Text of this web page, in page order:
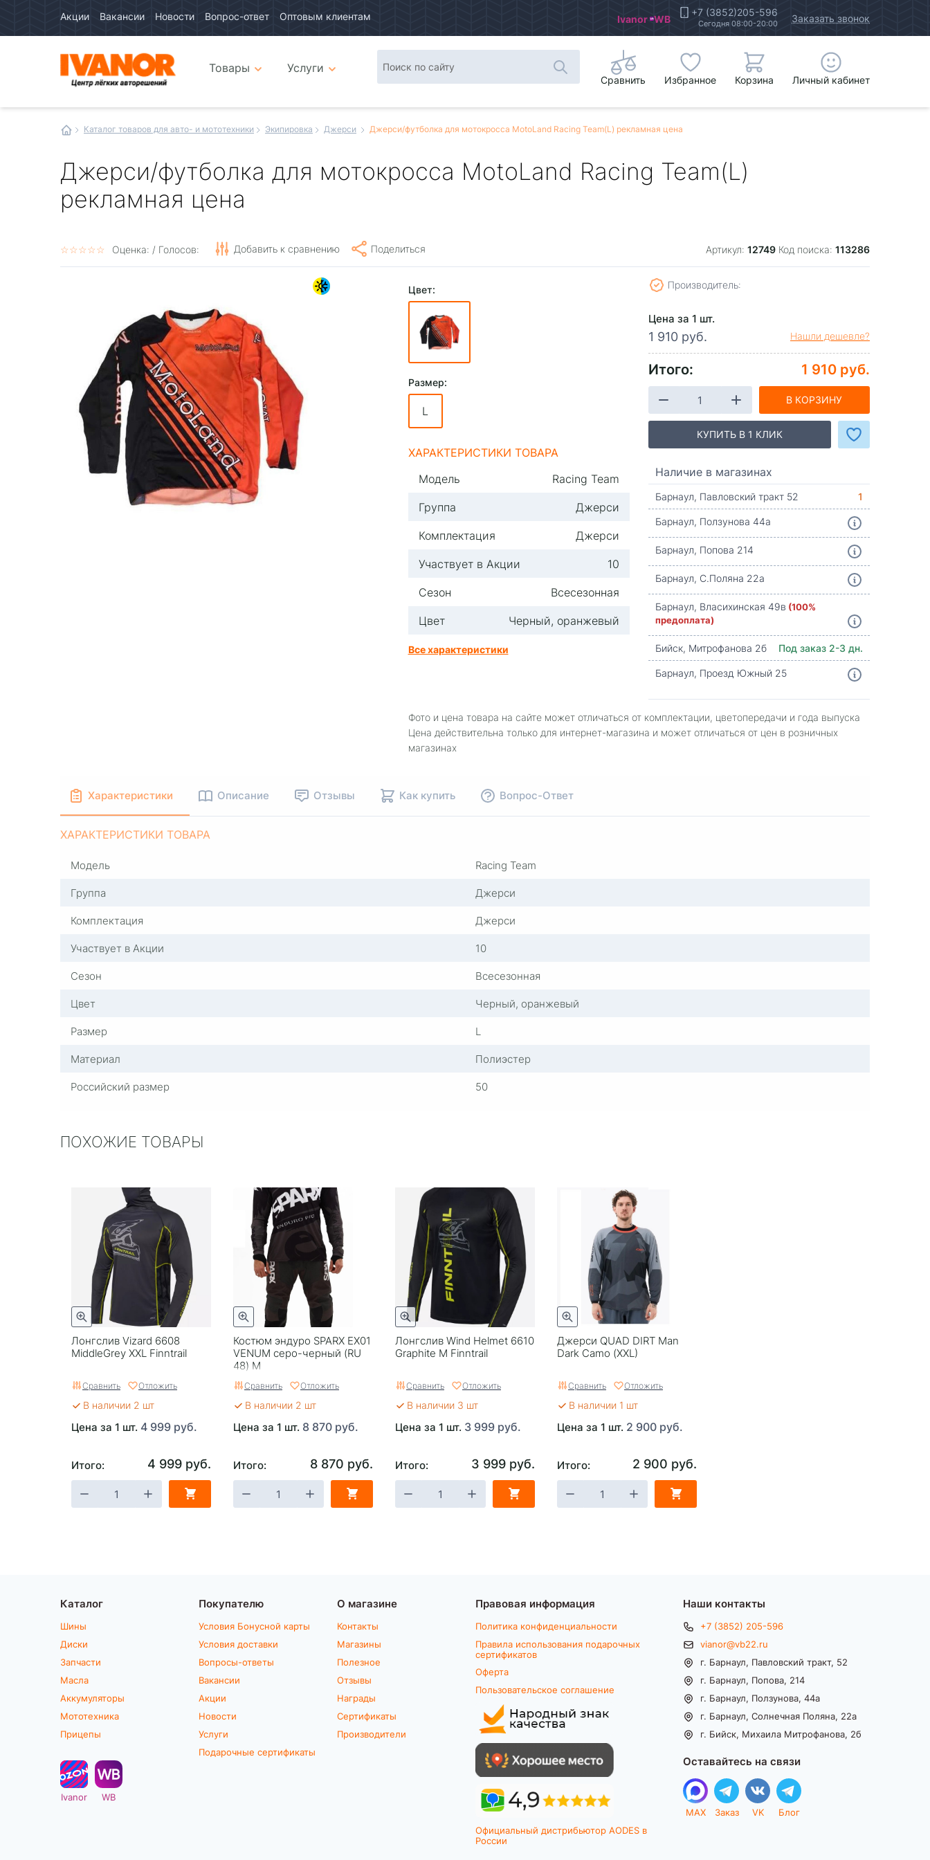
Акции Вакансии Новости Вопрос-ответ Оптовым клиентам Ivanor WB +7 (3852)205-596
Сегодня 08:00-20:00 Заказать звонок
интернетТовары
Услуги
Сравнить Избранное Корзина Личный кабинет
Каталог товаров для авто- и мототехники Экипировка Джерси Джерси/футболка для мотокросса MotoLand Racing Team(L) рекламная цена
Джерси/футболка для мотокросса MotoLand Racing Team(L)
рекламная цена
☆☆☆☆☆
★★★★★ Оценка: / Голосов: Добавить к сравнению Поделиться Артикул: 12749 Код поиска: 113286
Цвет:
Размер:
L
ХАРАКТЕРИСТИКИ ТОВАРА
Модель
Racing Team
Группа
Джерси
Комплектация
Джерси
Участвует в Акции
10
Сезон
Всесезонная
Цвет
Черный, оранжевый
Все характеристики
Производитель:
Цена за 1 шт.
1 910 руб. Нашли дешевле?
Итого: 1 910 руб.
В КОРЗИНУ
КУПИТЬ В 1 КЛИК
Наличие в магазинах
Барнаул, Павловский тракт 52
1
Барнаул, Ползунова 44а
Барнаул, Попова 214
Барнаул, С.Поляна 22а
Барнаул, Власихинская 49в (100%
предоплата)
Бийск, Митрофанова 2б
Под заказ 2-3 дн.
Барнаул, Проезд Южный 25
Фото и цена товара на сайте может отличаться от комплектации, цветопередачи и года выпуска
Цена действительна только для интернет-магазина и может отличаться от цен в розничных
магазинах
Характеристики Описание Отзывы Как купить Вопрос-Ответ
ХАРАКТЕРИСТИКИ ТОВАРА
Модель
Racing Team
Группа
Джерси
Комплектация
Джерси
Участвует в Акции
10
Сезон
Всесезонная
Цвет
Черный, оранжевый
Размер
L
Материал
Полиэстер
Российский размер
50
ПОХОЖИЕ ТОВАРЫ
Лонгслив Vizard 6608
MiddleGrey XXL Finntrail
Сравнить Отложить
В наличии 2 шт
Цена за 1 шт. 4 999 руб.
Итого: 4 999 руб.
Костюм эндуро SPARX EX01
VENUM серо-черный (RU
48) M
Сравнить Отложить
В наличии 2 шт
Цена за 1 шт. 8 870 руб.
Итого: 8 870 руб.
Лонгслив Wind Helmet 6610
Graphite M Finntrail
Сравнить Отложить
В наличии 3 шт
Цена за 1 шт. 3 999 руб.
Итого: 3 999 руб.
Джерси QUAD DIRT Man
Dark Camo (XXL)
Сравнить Отложить
В наличии 1 шт
Цена за 1 шт. 2 900 руб.
Итого: 2 900 руб.
Каталог
Шины
Диски
Запчасти
Масла
Аккумуляторы
Мототехника
Прицепы
Ivanor WB
Покупателю
Условия Бонусной карты
Условия доставки
Вопросы-ответы
Вакансии
Акции
Новости
Услуги
Подарочные сертификаты
О магазине
Контакты
Магазины
Полезное
Отзывы
Награды
Сертификаты
Производители
Правовая информация
Политика конфиденциальности
Правила использования подарочных
сертификатов
Оферта
Пользовательское соглашение
Официальный дистрибьютор AODES в
России
Наши контакты
+7 (3852) 205-596
vianor@vb22.ru
г. Барнаул, Павловский тракт, 52
г. Барнаул, Попова, 214
г. Барнаул, Ползунова, 44а
г. Барнаул, Солнечная Поляна, 22а
г. Бийск, Михаила Митрофанова, 2б
Оставайтесь на связи
MAX Заказ VK Блог